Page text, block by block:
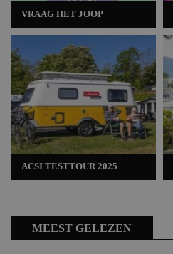
VRAAG HET JOOP
ACSI TESTTOUR 2025
MEEST GELEZEN